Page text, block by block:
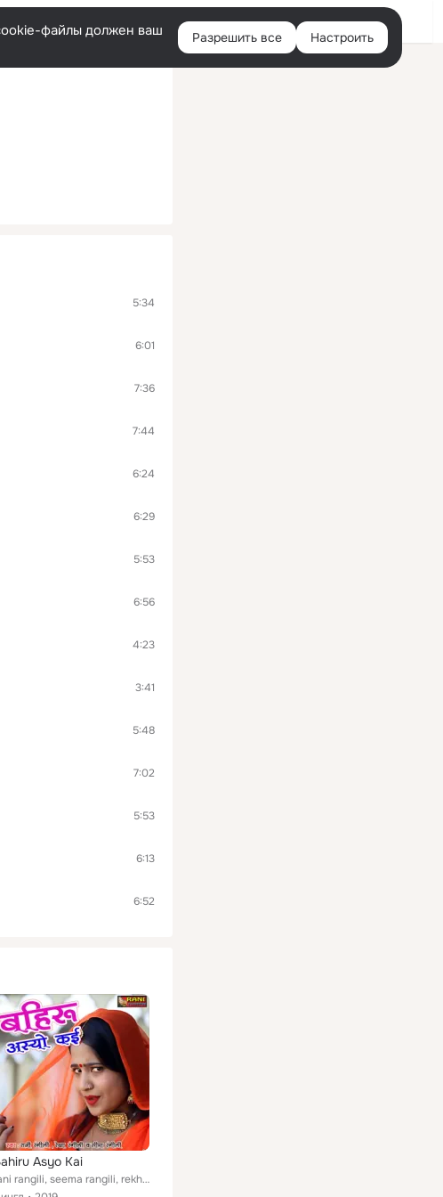
Русский Войти
файлы должен ваш
Разрешить все Настроить
5:34
6:01
7:36
7:44
6:24
6:29
5:53
6:56
4:23
3:41
5:48
7:02
5:53
6:13
6:52
Asyo Kai
rani rangili, seema rangili, rekha rangili